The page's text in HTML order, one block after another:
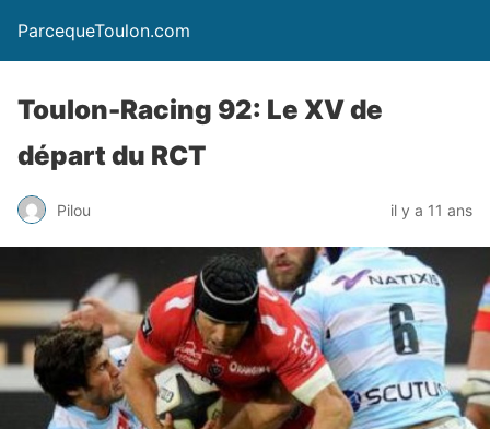
ParcequeToulon.com
Toulon-Racing 92: Le XV de
départ du RCT
Pilou il y a 11 ans